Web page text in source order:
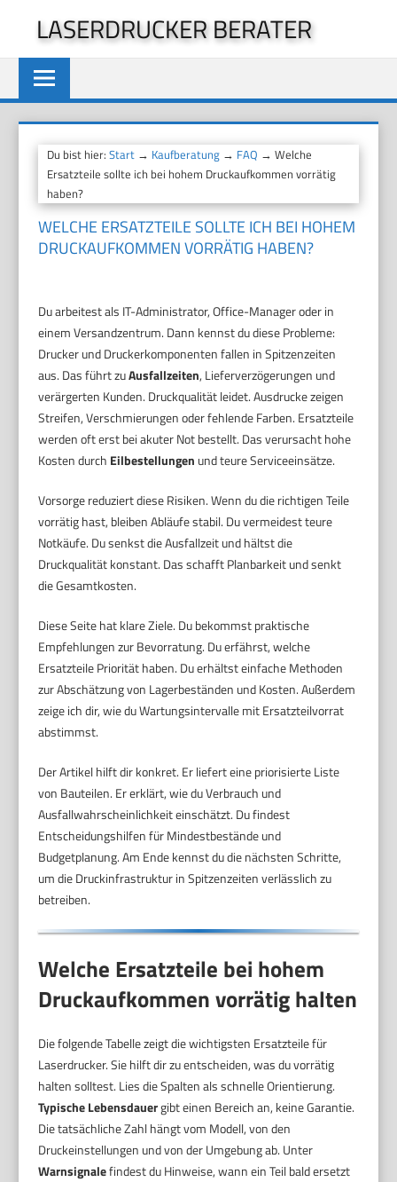
springen
LASERDRUCKER BERATER
Du bist hier:Start → Kaufberatung → FAQ → Welche
Ersatzteile sollte ich bei hohem Druckaufkommen vorrätig
haben?
WELCHE ERSATZTEILE SOLLTE ICH BEI HOHEM
DRUCKAUFKOMMEN VORRÄTIG HABEN?
Du arbeitest als IT-Administrator, Office-Manager oder in
einem Versandzentrum. Dann kennst du diese Probleme:
Drucker und Druckerkomponenten fallen in Spitzenzeiten
aus. Das führt zuAusfallzeiten, Lieferverzögerungen und
verärgerten Kunden. Druckqualität leidet. Ausdrucke zeigen
Streifen, Verschmierungen oder fehlende Farben. Ersatzteile
werden oft erst bei akuter Not bestellt. Das verursacht hohe
Kosten durch Eilbestellungen und teure Serviceeinsätze.
Vorsorge reduziert diese Risiken. Wenn du die richtigen Teile
vorrätig hast, bleiben Abläufe stabil. Du vermeidest teure
Notkäufe. Du senkst die Ausfallzeit und hältst die
Druckqualität konstant. Das schafft Planbarkeit und senkt
die Gesamtkosten.
Diese Seite hat klare Ziele. Du bekommst praktische
Empfehlungen zur Bevorratung. Du erfährst, welche
Ersatzteile Priorität haben. Du erhältst einfache Methoden
zur Abschätzung von Lagerbeständen und Kosten. Außerdem
zeige ich dir, wie du Wartungsintervalle mit Ersatzteilvorrat
abstimmst.
Der Artikel hilft dir konkret. Er liefert eine priorisierte Liste
von Bauteilen. Er erklärt, wie du Verbrauch und
Ausfallwahrscheinlichkeit einschätzt. Du findest
Entscheidungshilfen für Mindestbestände und
Budgetplanung. Am Ende kennst du die nächsten Schritte,
um die Druckinfrastruktur in Spitzenzeiten verlässlich zu
betreiben.
Welche Ersatzteile bei hohem
Druckaufkommen vorrätig halten
Die folgende Tabelle zeigt die wichtigsten Ersatzteile für
Laserdrucker. Sie hilft dir zu entscheiden, was du vorrätig
halten solltest. Lies die Spalten als schnelle Orientierung.
Typische Lebensdauergibt einen Bereich an, keine Garantie.
Die tatsächliche Zahl hängt vom Modell, von den
Druckeinstellungen und von der Umgebung ab. Unter
Warnsignalefindest du Hinweise, wann ein Teil bald ersetzt